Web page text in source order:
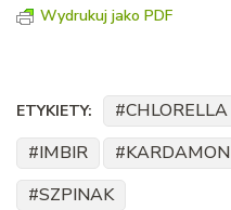
Wydrukuj jako PDF
ETYKIETY: CHLORELLA
IMBIR
KARDAMON
SZPINAK